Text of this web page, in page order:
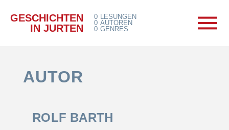
GESCHICHTEN
IN JURTEN
0
0
0
LESUNGEN
AUTOREN
GENRES
AUTOR
ROLF BARTH